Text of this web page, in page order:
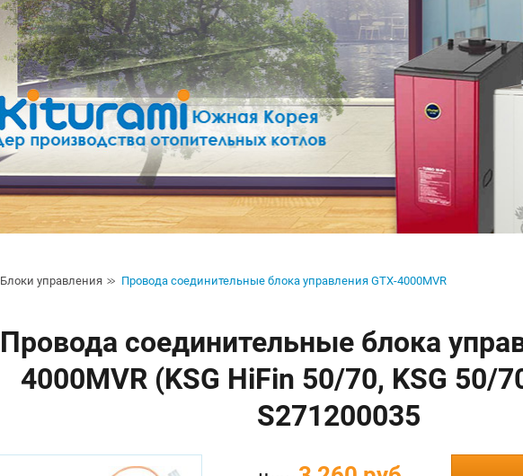
Блоки управления Провода соединительные блока управления GTX-4000MVR
Провода соединительные блока
4000MVR (KSG HiFin 50/70, KSG 50/
S271200035